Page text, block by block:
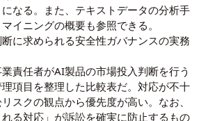
なる。また、テキストデータの分析手
イニングの概要も参照できる。
に求められる安全性ガバナンスの実務
責任者がAI製品の市場投入判断を行う
項目を整理した比較表だ。対応が不十
スクの観点から優先度が高い。なお、
る対応」が訴訟を確実に防止するもの